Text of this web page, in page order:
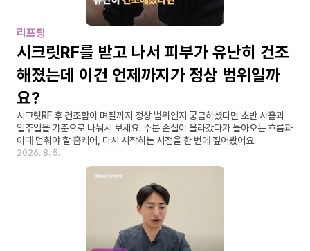
리프팅
시크릿RF를 받고 나서 피부가 유난히 건조
해졌는데 이건 언제까지가 정상 범위일까
요?
시크릿RF 후 건조함이 며칠까지 정상 범위인지 궁금하셨다면 초반 사흘과
일주일을 기준으로 나눠서 보세요. 수분 손실이 올라갔다가 돌아오는 흐름과
이때 멈춰야 할 홈케어, 다시 시작하는 시점을 한 번에 짚어봤어요.
2026. 8. 5.